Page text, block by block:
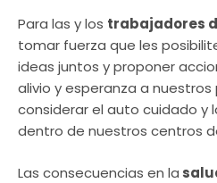
Para las y los trabajadores
tomar fuerza que les
ideas juntos y proponer
alivio y esperanza a
considerar el auto cuidado y
dentro de nuestros centros
Las consecuencias en la